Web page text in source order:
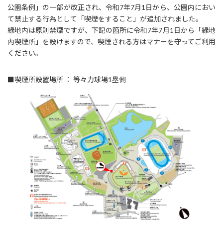
公園条例」の一部が改正され、令和7年7月1日から、公園内におい
て禁止する行為として「喫煙をすること」が追加されました。
緑地内は原則禁煙ですが、下記の箇所に令和7年7月1日から「緑地
内喫煙所」を設けますので、喫煙される方はマナーを守ってご利用
ください。
■喫煙所設置場所 ： 等々力球場1塁側